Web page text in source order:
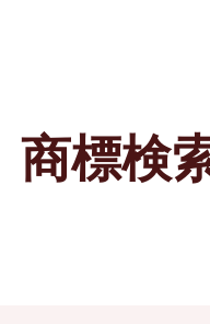
商標検